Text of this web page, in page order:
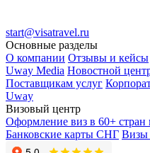
start@visatravel.ru
Основные разделы
О компании Отзывы и кейсы
Uway Media Новостной
Поставщикам услуг
Uway
Визовый центр
Оформление виз в 60+ стран
Банковские карты СНГ Визы